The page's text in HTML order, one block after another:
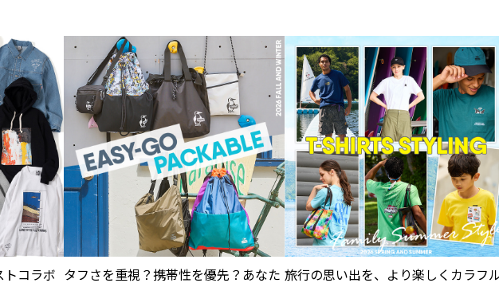
トコラボ タフさを重視？携帯性を優先？あなた 旅行の思い出を、より楽しくカラフ